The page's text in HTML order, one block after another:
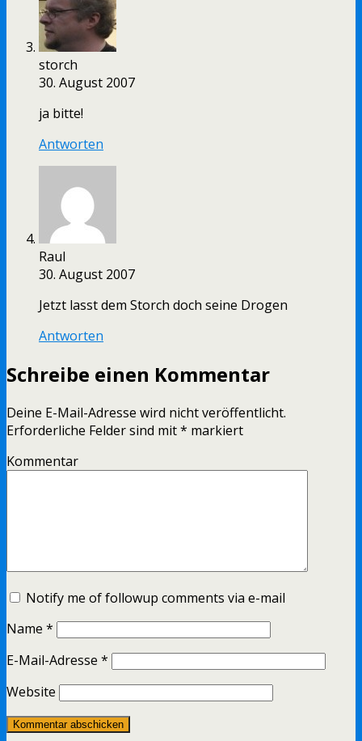
storch
30. August 2007
ja bitte!
Antworten
Raul
30. August 2007
Jetzt lasst dem Storch doch seine Drogen
Antworten
Schreibe einen Kommentar
Deine E-Mail-Adresse wird nicht veröffentlicht.
Erforderliche Felder sind mit* markiert
Kommentar
Notify me of followup comments via e-mail
Name *
E-Mail-Adresse *
Website